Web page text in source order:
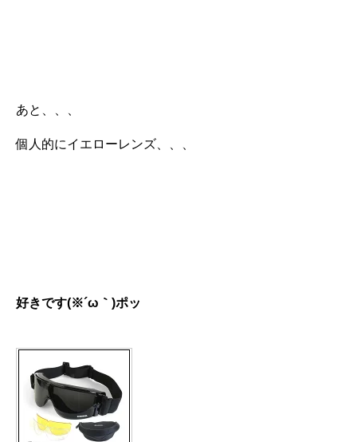
あと、、、
個人的にイエローレンズ、、、
好きです(※´ω｀)ポッ